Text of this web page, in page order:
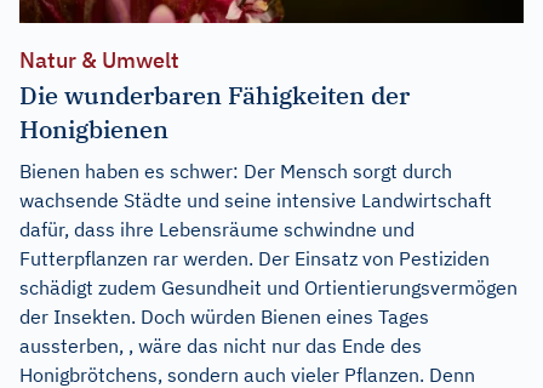
Natur & Umwelt
Die wunderbaren Fähigkeiten der
Honigbienen
Bienen haben es schwer: Der Mensch sorgt durch
wachsende Städte und seine intensive Landwirtschaft
dafür, dass ihre Lebensräume schwindne und
Futterpflanzen rar werden. Der Einsatz von Pestiziden
schädigt zudem Gesundheit und Ortientierungsvermögen
der Insekten. Doch würden Bienen eines Tages
aussterben, , wäre das nicht nur das Ende des
Honigbrötchens, sondern auch vieler Pflanzen. Denn